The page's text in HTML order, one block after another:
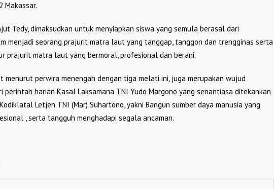
Makassar.
Tedy, dimaksudkan untuk menyiapkan siswa yang semula berasal dari
menjadi seorang prajurit matra laut yang tanggap, tanggon dan trengginas serta
prajurit matra laut yang bermoral, profesional dan berani.
menurut perwira menengah dengan tiga melati ini, juga merupakan wujud
perintah harian Kasal Laksamana TNI Yudo Margono yang senantiasa ditekankan
Letjen TNI (Mar) Suhartono, yakni Bangun sumber daya manusia yang
, serta tangguh menghadapi segala ancaman.